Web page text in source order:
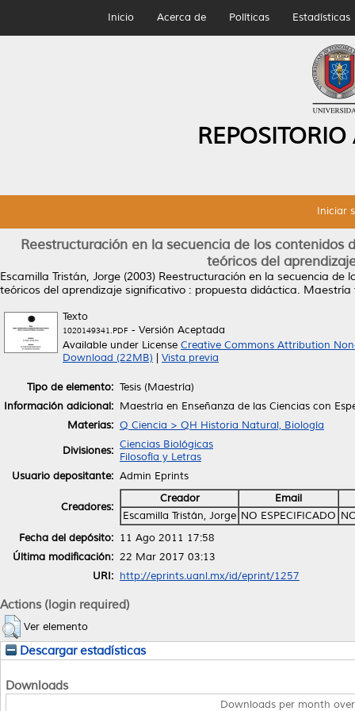
Inicio Acerca de Políticas Estadísticas
Iniciar
Reestructuración en la secuencia de los
teóricos del
Escamilla Tristán, Jorge (2003) Reestructuración en la secuencia de
teóricos del aprendizaje significativo : propuesta didáctica. Maestría
Texto
1020149341.PDF - Versión Aceptada
Available under License Creative Commons Attribution
Download (22MB)
Vista previa
Tipo de elemento: Tesis (Maestría)
Información adicional: Maestría en Enseñanza de las Ciencias con
Materias: Q Ciencia > QH Historia Natural, Biología
Divisiones: Ciencias Biológicas
Filosofía y Letras
Usuario depositante: Admin Eprints
Creadores:
Creador
Email
Escamilla Tristán, Jorge NO ESPECIFICADO
Fecha del depósito: 11 Ago 2011 17:58
Última modificación: 22 Mar 2017 03:13
URI: http://eprints.uanl.mx/id/eprint/1257
Actions (login required)
Ver elemento
Descargar estadísticas
Downloads
Downloads per month